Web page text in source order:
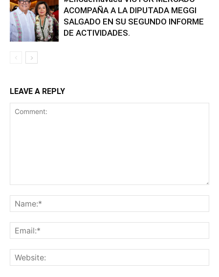
ACOMPAÑA A LA DIPUTADA MEGGI
SALGADO EN SU SEGUNDO INFORME
DE ACTIVIDADES.
LEAVE A REPLY